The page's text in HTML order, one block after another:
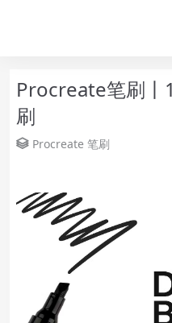
Procreate笔刷丨
刷
Procreate 笔刷